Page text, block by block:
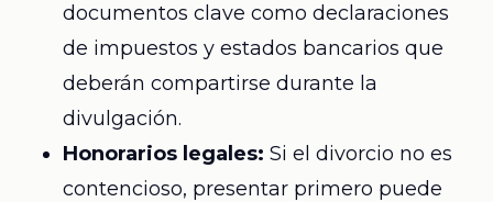
documentos clave como declaraciones
de impuestos y estados bancarios que
deberán compartirse durante la
divulgación.
Honorarios legales: Si el divorcio no es
contencioso, presentar primero puede